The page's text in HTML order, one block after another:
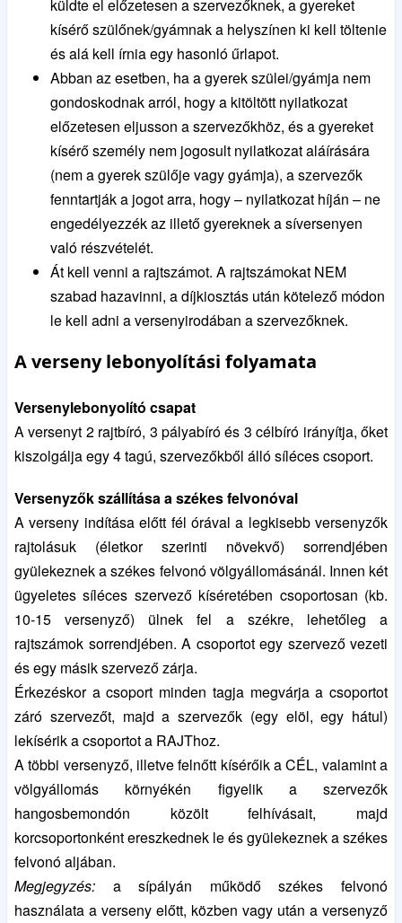
küldte el előzetesen a szervezőknek, a gyereket
kísérő szülőnek/gyámnak a helyszínen ki kell töltenie
és alá kell írnia egy hasonló űrlapot.
Abban az esetben, ha a gyerek szülei/gyámja nem
gondoskodnak arról, hogy a kitöltött nyilatkozat
előzetesen eljusson a szervezőkhöz, és a gyereket
kísérő személy nem jogosult nyilatkozat aláírására
(nem a gyerek szülője vagy gyámja), a szervezők
fenntartják a jogot arra, hogy – nyilatkozat híján – ne
engedélyezzék az illető gyereknek a síversenyen
való részvételét.
Át kell venni a rajtszámot. A rajtszámokat NEM
szabad hazavinni, a díjkiosztás után kötelező módon
le kell adni a versenyirodában a szervezőknek.
A verseny lebonyolítási folyamata
Versenylebonyolító csapat
A versenyt 2 rajtbíró, 3 pályabíró és 3 célbíró irányítja, őket
kiszolgálja egy 4 tagú, szervezőkből álló síléces csoport.
Versenyzők szállítása a székes felvonóval
A verseny indítása előtt fél órával a legkisebb versenyzők
rajtolásuk (életkor szerinti növekvő) sorrendjében
gyülekeznek a székes felvonó völgyállomásánál. Innen két
ügyeletes síléces szervező kíséretében csoportosan (kb.
10-15 versenyző) ülnek fel a székre, lehetőleg a
rajtszámok sorrendjében. A csoportot egy szervező vezeti
és egy másik szervező zárja.
Érkezéskor a csoport minden tagja megvárja a csoportot
záró szervezőt, majd a szervezők (egy elöl, egy hátul)
lekísérik a csoportot a RAJThoz.
A többi versenyző, illetve felnőtt kísérőik a CÉL, valamint a
völgyállomás környékén figyelik a szervezők
hangosbemondón közölt felhívásait, majd
korcsoportonként ereszkednek le és gyülekeznek a székes
felvonó aljában.
Megjegyzés: a sípályán működő székes felvonó
használata a verseny előtt, közben vagy után a versenyző